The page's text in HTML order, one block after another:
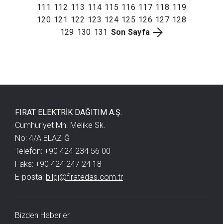
111 112 113 114 115 116 117 118 119
120 121 122 123 124 125 126 127 128
129 130 131 Son Sayfa
FIRAT ELEKTRİK DAĞITIM A.Ş.
Cumhuriyet Mh. Melike Sk.
No: 4/A ELAZIĞ
Telefon: +90 424 234 56 00
Faks: +90 424 247 24 18
E-posta: bilgi@firatedas.com.tr
Bizden Haberler